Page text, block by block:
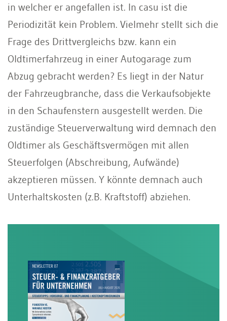
in welcher er angefallen ist. In casu ist die
Periodizität kein Problem. Vielmehr stellt sich die
Frage des Drittvergleichs bzw. kann ein
Oldtimerfahrzeug in einer Autogarage zum
Abzug gebracht werden? Es liegt in der Natur
der Fahrzeugbranche, dass die Verkaufsobjekte
in den Schaufenstern ausgestellt werden. Die
zuständige Steuerverwaltung wird demnach den
Oldtimer als Geschäftsvermögen mit allen
Steuerfolgen (Abschreibung, Aufwände)
akzeptieren müssen. Y könnte demnach auch
Unterhaltskosten (z.B. Kraftstoff) abziehen.